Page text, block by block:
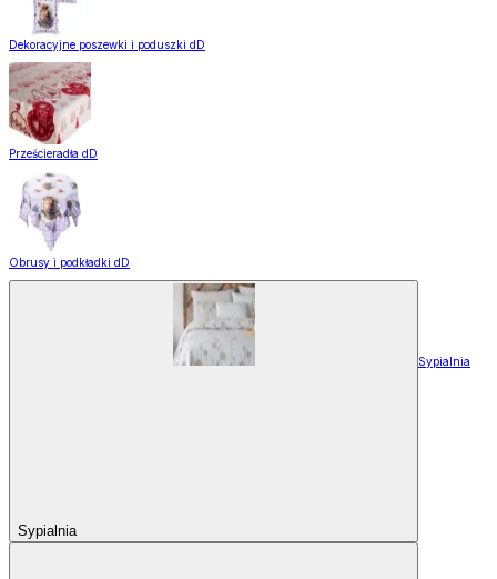
Dekoracyjne poszewki i poduszki dD
Prześcieradła dD
Obrusy i podkładki dD
Sypialnia
Sypialnia